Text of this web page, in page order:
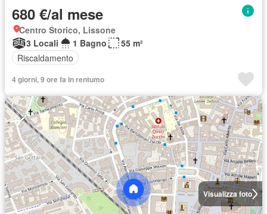
680 €/al mese
Centro Storico, Lissone
3 Locali
1 Bagno
55 m²
Riscaldamento
4 giorni, 9 ore fa in rentumo
Visualizza foto